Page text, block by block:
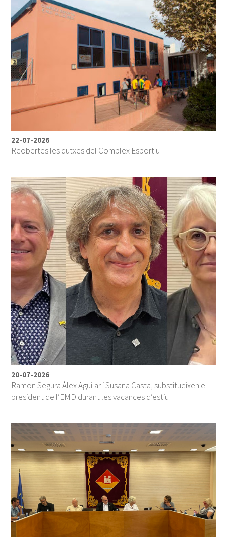
22-07-2026
Reobertes les dutxes del Complex Esportiu
20-07-2026
Ramon Segura Àlex Aguilar i Susana Casta, substitueixen el
president de l’EMD durant les vacances d’estiu